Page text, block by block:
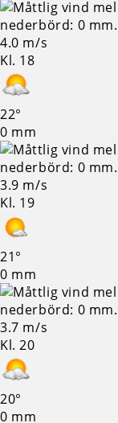
4.0 m/s
Kl. 18
22°
0 mm
3.9 m/s
Kl. 19
21°
0 mm
3.7 m/s
Kl. 20
20°
0 mm